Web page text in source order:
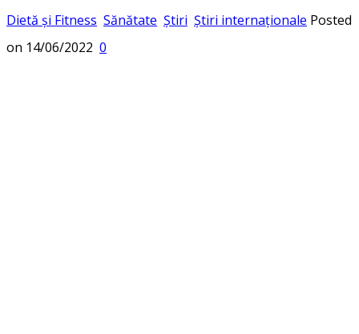
Dietă și Fitness Sănătate Știri Știri internaționale Posted
on 14/06/2022 0